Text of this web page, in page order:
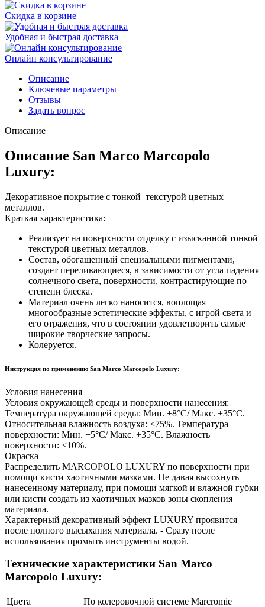
Скидка в корзине
Удобная и быстрая доставка
Онлайн консультирование
Описание
Ключевые параметры
Отзывы
Задать вопрос
Описание
Описание San Marco Marcopolo
Luxury:
Декоративное покрытие с тонкой текстурой цветных
металлов.
Краткая характеристика:
Реализует на поверхности отделку с изысканной тонкой
текстурой цветных металлов.
Состав, обогащенный специальными пигментами,
создает переливающиеся, в зависимости от угла падения
солнечного света, поверхности, контрастирующие по
степени блеска.
Материал очень легко наносится, воплощая
многообразные эстетические эффекты, с игрой света и
его отражения, что в состоянии удовлетворить самые
широкие творческие запросы.
Колеруется.
Инструкция по применению San Marco Marcopolo Luxury:
Условия нанесения
Условия окружающей среды и поверхности нанесения:
Температура окружающей среды: Мин. +8°C/ Maкс. +35°C.
Относительная влажность воздуха: <75%. Температура
поверхности: Мин. +5°C/ Макс. +35°C. Влажность
поверхности: <10%.
Окраска
Распределить MARCOPOLO LUXURY по поверхности при
помощи кисти хаотичными мазками. Не давая высохнуть
нанесенному материалу, при помощи мягкой и влажной губки
или кисти создать из хаотичных мазков зоны скопления
материала.
Характерный декоративный эффект LUXURY проявится
после полного высыхания материала. - Сразу после
использования промыть инструменты водой.
Технические характеристики San Marco
Marcopolo Luxury:
Цвета По колеровочной системе Marcromie